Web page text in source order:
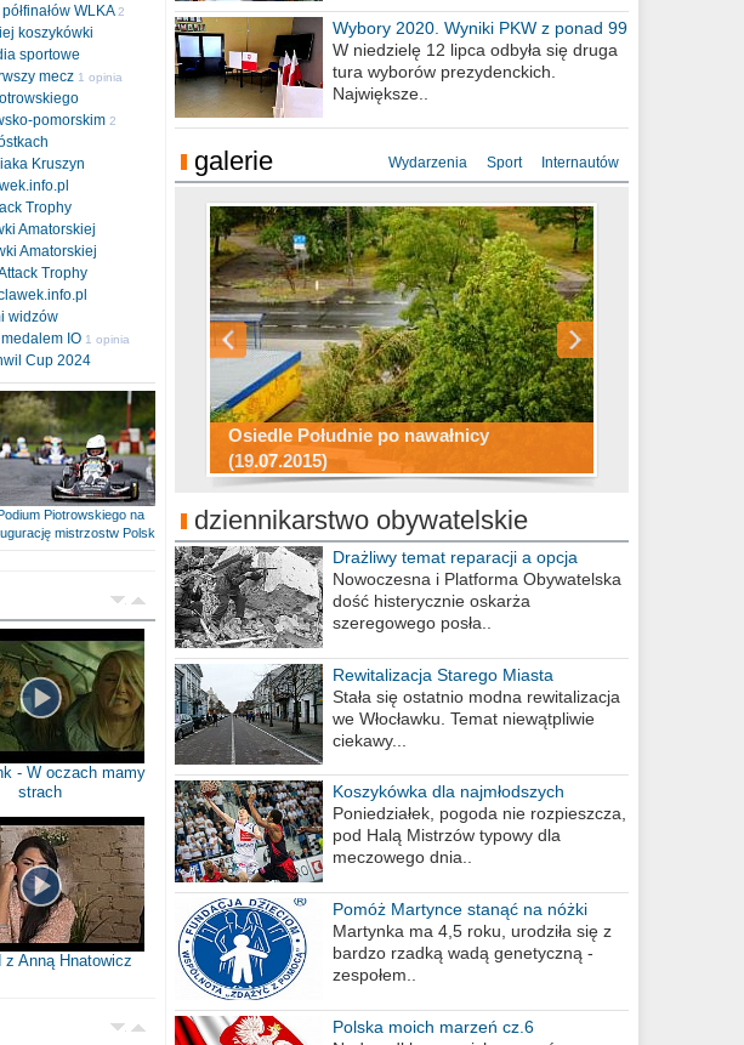
WLKA 2
koszykówki
sportowe
mecz 1 opinia
pomorskim 2
Kruszyn
Trophy
Amatorskiej
Amatorskiej
Trophy
widzów
IO 1 opinia
Cup 2024
Piotrowskiego na
mistrzostw Polski
- W oczach mamy
strach
z Anną Hnatowicz
Wybory 2020. Wyniki PKW z ponad 99
procent obwodów
W niedzielę 12 lipca odbyła się druga
tura wyborów prezydenckich.
Największe..
galerie Wydarzenia Sport Internautów
Osiedle Południe po nawałnicy
(19.07.2015)
Wizytówka Włocławka
polowanie wigilijne 2014
Miasto kładzie się do snu .
Konkurs fotograficzny "Co to za
miejsca"
Ścieżka rowerowa w naszym mieście
dziennikarstwo obywatelskie
Drażliwy temat reparacji a opcja
berlińska
Nowoczesna i Platforma Obywatelska
dość histerycznie oskarża
szeregowego posła..
Rewitalizacja Starego Miasta
Stała się ostatnio modna rewitalizacja
we Włocławku. Temat niewątpliwie
ciekawy...
Koszykówka dla najmłodszych
Poniedziałek, pogoda nie rozpieszcza,
pod Halą Mistrzów typowy dla
meczowego dnia..
Pomóż Martynce stanąć na nóżki
Martynka ma 4,5 roku, urodziła się z
bardzo rzadką wadą genetyczną -
zespołem..
Polska moich marzeń cz.6